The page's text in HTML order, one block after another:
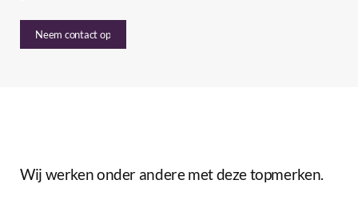
Neem contact op
Wij werkenonder andere metdezetopmerken.